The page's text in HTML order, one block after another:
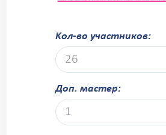
Kол-во участников:
Доп. мастер: